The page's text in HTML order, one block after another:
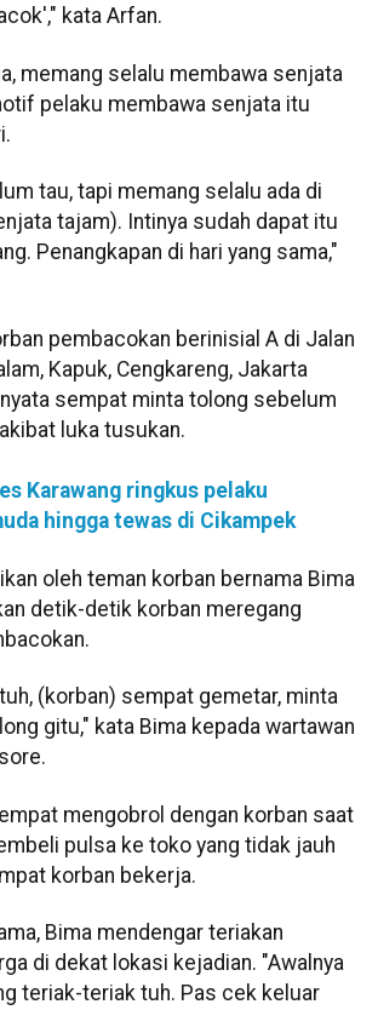
kata Arfan.
memang selalu membawa senjata
pelaku membawa senjata itu
tau, tapi memang selalu ada di
tajam). Intinya sudah dapat itu
Penangkapan di hari yang sama,"
pembacokan berinisial A di Jalan
Kapuk, Cengkareng, Jakarta
sempat minta tolong sebelum
luka tusukan.
Karawang ringkus pelaku
hingga tewas di Cikampek
oleh teman korban bernama Bima
detik-detik korban meregang
(korban) sempat gemetar, minta
gitu," kata Bima kepada wartawan
mengobrol dengan korban saat
pulsa ke toko yang tidak jauh
korban bekerja.
Bima mendengar teriakan
di dekat lokasi kejadian. "Awalnya
teriak-teriak tuh. Pas cek keluar